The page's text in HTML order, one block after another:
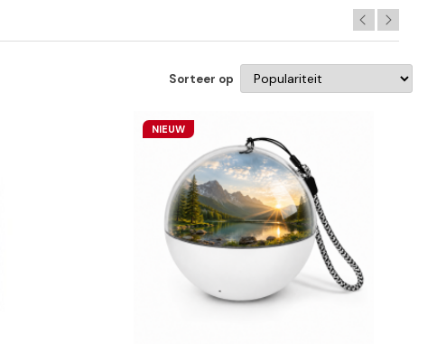
Sorteer op
NIEUW